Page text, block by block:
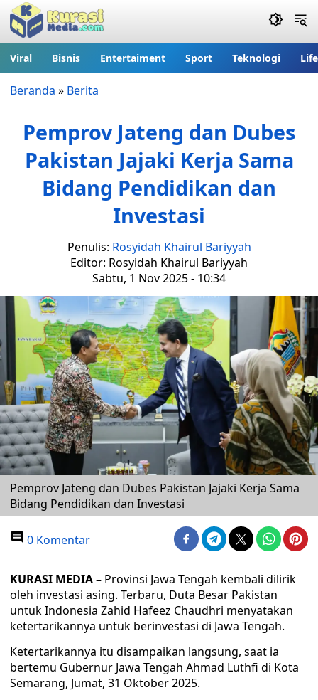
Viral Bisnis Entertaiment Sport Teknologi
Beranda » Berita
Pemprov Jateng dan Dubes
Pakistan Jajaki Kerja Sama
Bidang Pendidikan dan
Investasi
Penulis: Rosyidah Khairul Bariyyah
Editor: Rosyidah Khairul Bariyyah
Sabtu, 1 Nov 2025 - 10:34
Pemprov Jateng dan Dubes Pakistan Jajaki Kerja Sama
Bidang Pendidikan dan Investasi
0 Komentar
KURASI MEDIA – Provinsi Jawa Tengah kembali dilirik
oleh investasi asing. Terbaru, Duta Besar Pakistan
untuk Indonesia Zahid Hafeez Chaudhri menyatakan
ketertarikannya untuk berinvestasi di Jawa Tengah.
Ketertarikannya itu disampaikan langsung, saat ia
bertemu Gubernur Jawa Tengah Ahmad Luthfi di Kota
Semarang, Jumat, 31 Oktober 2025.